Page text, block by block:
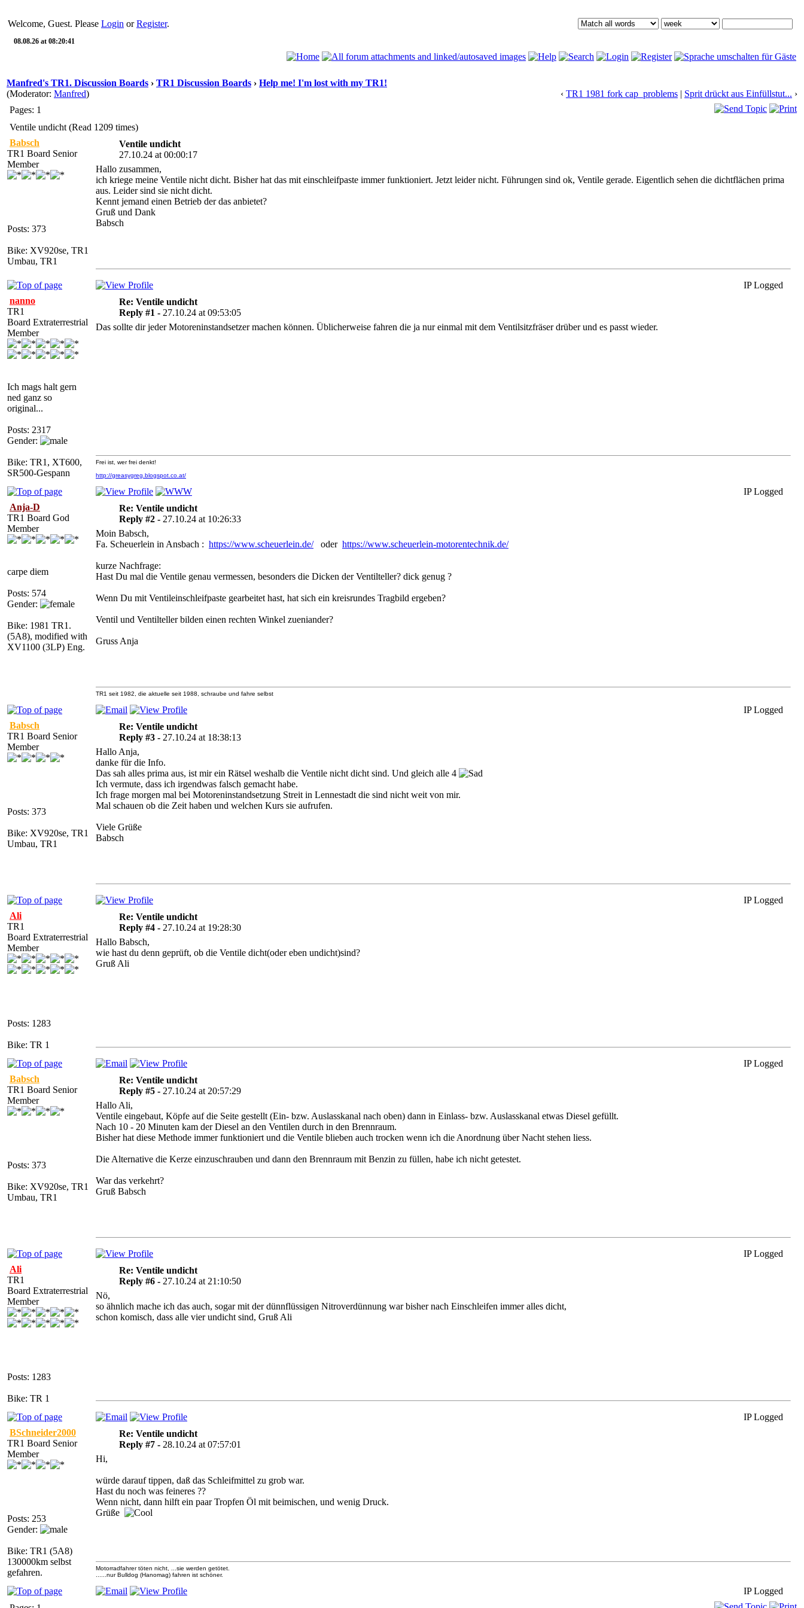
Welcome, Guest. Please Login orRegister.
08.08.26 at 08:20:41
Manfred's TR1. Discussion Boards › TR1 Discussion Boards › Help me! I'm lost with my TR1!
(Moderator: Manfred) ‹ TR1 1981 fork cap problems | Sprit drückt aus Einfüllstut... ›
Pages: 1
Ventile undicht (Read 1209 times)
Babsch
TR1 Board Senior
Member
Posts: 373
Bike: XV920se, TR1
Umbau, TR1
Ventile undicht
27.10.24 at 00:00:17
Hallo zusammen,
ich kriege meine Ventile nicht dicht. Bisher hat das mit einschleifpaste immer funktioniert. Jetzt leider nicht. Führungen sind ok, Ventile gerade. Eigentlich sehen die dichtflächen prima
aus. Leider sind sie nicht dicht.
Kennt jemand einen Betrieb der das anbietet?
Gruß und Dank
Babsch
IP Logged
nanno
TR1
Board Extraterrestrial
Member
Ich mags halt gern
ned ganz so
original...
Posts: 2317
Gender:
Bike: TR1, XT600,
SR500-Gespann
Re: Ventile undicht
Reply #1 - 27.10.24 at 09:53:05
Das sollte dir jeder Motoreninstandsetzer machen können. Üblicherweise fahren die ja nur einmal mit dem Ventilsitzfräser drüber und es passt wieder.
Frei ist, wer frei denkt!
http://greasygreg.blogspot.co.at/
IP Logged
Anja-D
TR1 Board God
Member
carpe diem
Posts: 574
Gender:
Bike: 1981 TR1.
(5A8), modified with
XV1100 (3LP) Eng.
Re: Ventile undicht
Reply #2 - 27.10.24 at 10:26:33
Moin Babsch,
Fa. Scheuerlein in Ansbach : https://www.scheuerlein.de/oder https://www.scheuerlein-motorentechnik.de/
kurze Nachfrage:
Hast Du mal die Ventile genau vermessen, besonders die Dicken der Ventilteller? dick genug ?
Wenn Du mit Ventileinschleifpaste gearbeitet hast, hat sich ein kreisrundes Tragbild ergeben?
Ventil und Ventilteller bilden einen rechten Winkel zueniander?
Gruss Anja
TR1 seit 1982, die aktuelle seit 1988, schraube und fahre selbst
IP Logged
Babsch
TR1 Board Senior
Member
Posts: 373
Bike: XV920se, TR1
Umbau, TR1
Re: Ventile undicht
Reply #3 - 27.10.24 at 18:38:13
Hallo Anja,
danke für die Info.
Das sah alles prima aus, ist mir ein Rätsel weshalb die Ventile nicht dicht sind. Und gleich alle 4
Ich vermute, dass ich irgendwas falsch gemacht habe.
Ich frage morgen mal bei Motoreninstandsetzung Streit in Lennestadt die sind nicht weit von mir.
Mal schauen ob die Zeit haben und welchen Kurs sie aufrufen.
Viele Grüße
Babsch
IP Logged
Ali
TR1
Board Extraterrestrial
Member
Posts: 1283
Bike: TR 1
Re: Ventile undicht
Reply #4 - 27.10.24 at 19:28:30
Hallo Babsch,
wie hast du denn geprüft, ob die Ventile dicht(oder eben undicht)sind?
Gruß Ali
IP Logged
Babsch
TR1 Board Senior
Member
Posts: 373
Bike: XV920se, TR1
Umbau, TR1
Re: Ventile undicht
Reply #5 - 27.10.24 at 20:57:29
Hallo Ali,
Ventile eingebaut, Köpfe auf die Seite gestellt (Ein- bzw. Auslasskanal nach oben) dann in Einlass- bzw. Auslasskanal etwas Diesel gefüllt.
Nach 10 - 20 Minuten kam der Diesel an den Ventilen durch in den Brennraum.
Bisher hat diese Methode immer funktioniert und die Ventile blieben auch trocken wenn ich die Anordnung über Nacht stehen liess.
Die Alternative die Kerze einzuschrauben und dann den Brennraum mit Benzin zu füllen, habe ich nicht getestet.
War das verkehrt?
Gruß Babsch
IP Logged
Ali
TR1
Board Extraterrestrial
Member
Posts: 1283
Bike: TR 1
Re: Ventile undicht
Reply #6 - 27.10.24 at 21:10:50
Nö,
so ähnlich mache ich das auch, sogar mit der dünnflüssigen Nitroverdünnung war bisher nach Einschleifen immer alles dicht,
schon komisch, dass alle vier undicht sind, Gruß Ali
IP Logged
BSchneider2000
TR1 Board Senior
Member
Posts: 253
Gender:
Bike: TR1 (5A8)
130000km selbst
gefahren.
Re: Ventile undicht
Reply #7 - 28.10.24 at 07:57:01
Hi,
würde darauf tippen, daß das Schleifmittel zu grob war.
Hast du noch was feineres ??
Wenn nicht, dann hilft ein paar Tropfen Öl mit beimischen, und wenig Druck.
Grüße
Motorradfahrer töten nicht, ...sie werden getötet.
......nur Bulldog (Hanomag) fahren ist schöner.
IP Logged